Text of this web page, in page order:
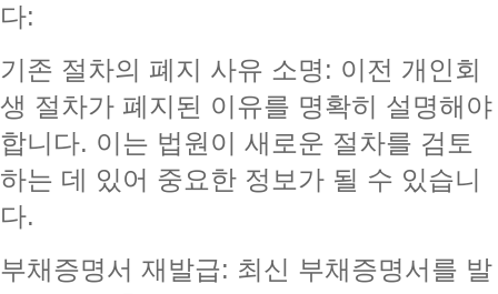
다:
기존 절차의 폐지 사유 소명: 이전 개인회
생 절차가 폐지된 이유를 명확히 설명해야
합니다. 이는 법원이 새로운 절차를 검토
하는 데 있어 중요한 정보가 될 수 있습니
다.
부채증명서 재발급: 최신 부채증명서를 발